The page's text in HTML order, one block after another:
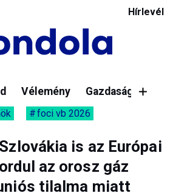
Hírlevél
Vélemény Gazdaság
foci vb 2026
is az Európai
az orosz gáz
tilalma miatt